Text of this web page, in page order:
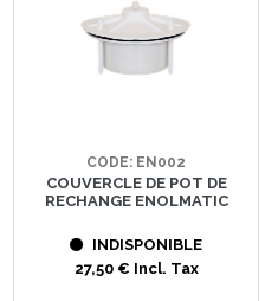
CODE: EN002
COUVERCLE DE POT DE
RECHANGE ENOLMATIC
INDISPONIBLE
27,50 € Incl. Tax